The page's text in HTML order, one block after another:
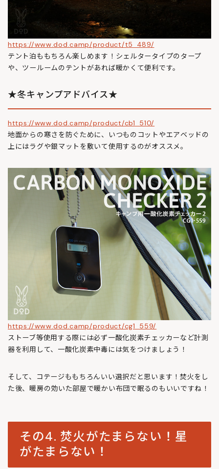
https://www.dod.camp/product/t5_489/
テント泊ももちろん楽しめます！シェルタータイプのタープ
や、ツールームのテントがあれば暖かくて便利です。
★冬キャンプアドバイス★
https://www.dod.camp/product/cb1_510/
地面からの寒さを防ぐために、いつものコットやエアベッドの
上にはラグや銀マットを敷いて使用するのがオススメ。
https://www.dod.camp/product/cg1_559/
ストーブ等使用する際には必ず一酸化炭素チェッカーなど計測
器を利用して、一酸化炭素中毒には気をつけましょう！
そして、コテージももちろんいい選択だと思います！焚火をし
た後、暖房の効いた部屋で暖かい布団で眠るのもいいですね！
その4. 焚火がたまらない！星
がたまらない！